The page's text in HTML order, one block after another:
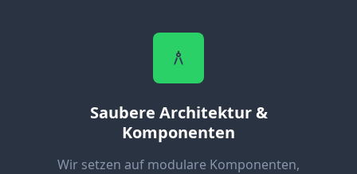
Saubere Architektur &
Komponenten
Wir setzen auf modulare Komponenten,